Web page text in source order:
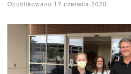
Opublikowano 17 czerwca 2020